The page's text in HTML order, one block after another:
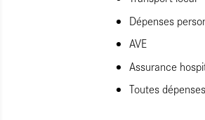
Dépenses
AVE
Assurance
Toutes